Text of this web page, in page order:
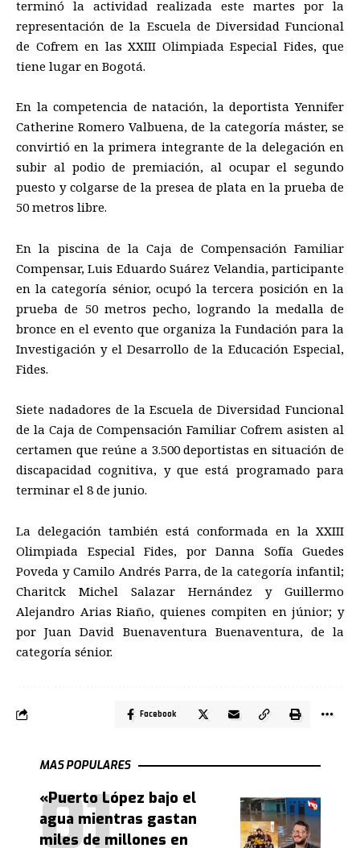
terminó la actividad realizada este martes por la
representación de la Escuela de Diversidad Funcional
de Cofrem en las XXIII Olimpiada Especial Fides, que
tiene lugar en Bogotá.
En la competencia de natación, la deportista Yennifer
Catherine Romero Valbuena, de la categoría máster, se
convirtió en la primera integrante de la delegación en
subir al podio de premiación, al ocupar el segundo
puesto y colgarse de la presea de plata en la prueba de
50 metros libre.
En la piscina de la Caja de Compensación Familiar
Compensar, Luis Eduardo Suárez Velandia, participante
en la categoría sénior, ocupó la tercera posición en la
prueba de 50 metros pecho, logrando la medalla de
bronce en el evento que organiza la Fundación para la
Investigación y el Desarrollo de la Educación Especial,
Fides.
Siete nadadores de la Escuela de Diversidad Funcional
de la Caja de Compensación Familiar Cofrem asisten al
certamen que reúne a 3.500 deportistas en situación de
discapacidad cognitiva, y que está programado para
terminar el 8 de junio.
La delegación también está conformada en la XXIII
Olimpiada Especial Fides, por Danna Sofía Guedes
Poveda y Camilo Andrés Parra, de la categoría infantil;
Charitck Michel Salazar Hernández y Guillermo
Alejandro Arias Riaño, quienes compiten en júnior; y
por Juan David Buenaventura Buenaventura, de la
categoría sénior.
Facebook
MAS POPULARES
«Puerto López bajo el
agua mientras gastan
miles de millones en